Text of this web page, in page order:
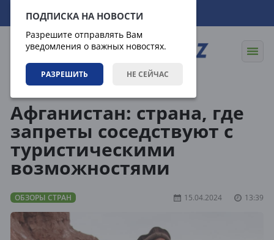
ПОДПИСКА НА НОВОСТИ
Разрешите отправлять Вам
уведомления о важных новостях.
РАЗРЕШИТЬ НЕ СЕЙЧАС
08.08.2026 15:27:12
Афганистан: страна, где
запреты соседствуют с
туристическими
возможностями
ОБЗОРЫ СТРАН 15.04.2024 13:39